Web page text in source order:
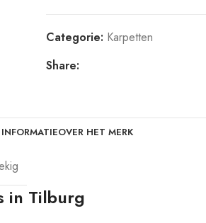
Categorie: Karpetten
Share:
OVER HET MERK
in Tilburg